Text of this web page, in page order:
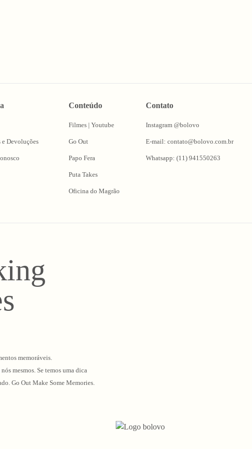
e Devoluções
Conteúdo
Filmes | Youtube
Go Out
Papo Fera
Puta Takes
Oficina do Magrão
Contato
Instagram @bolovo
E-mail: contato@bolovo.com.br
Whatsapp: (11) 941550263
memoráveis.
mesmos. Se temos uma dica
Go Out Make Some Memories.